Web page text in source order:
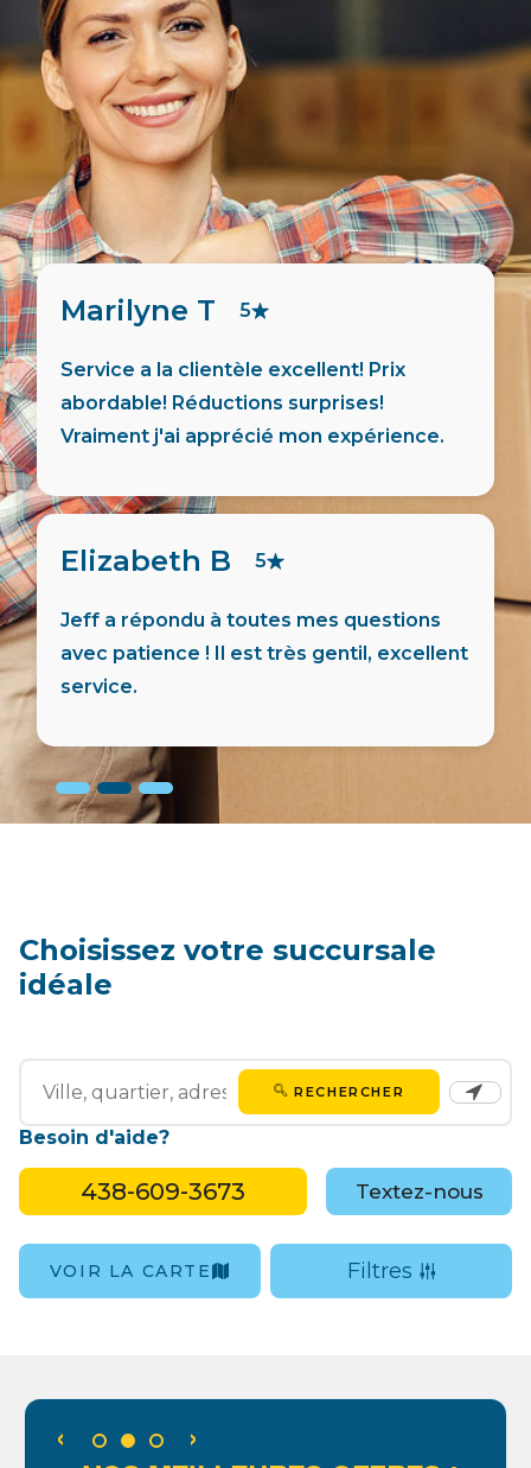
Stéphanie D
Merci à Maria pour le storage à Rawdon
Québec. Super service!
est rare. Il y en a chez Entreposage
Montréal Mini-Storage!
Choisissez votre succursale
idéale
RECHERCHER
Besoin d'aide?
438-609-3673 Textez-nous
VOIR LA CARTE Filtres